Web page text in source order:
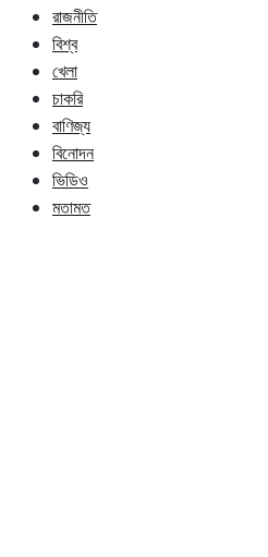
রাজনীতি
বিশ্ব
খেলা
চাকরি
বাণিজ্য
বিনোদন
ভিডিও
মতামত